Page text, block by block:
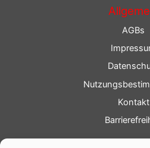
AGBs
Kontakt